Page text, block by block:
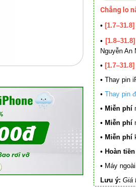
Chẳng lo
• [1.7–31.8]
• [1.8–31.8]
Nguyễn An
• [1.7–31.8]
• Thay pin
• Thay pin
• Miễn phí
• Miễn phí
• Miễn phí
• Hoàn
• Máy ngoài
Lưu ý: Giá